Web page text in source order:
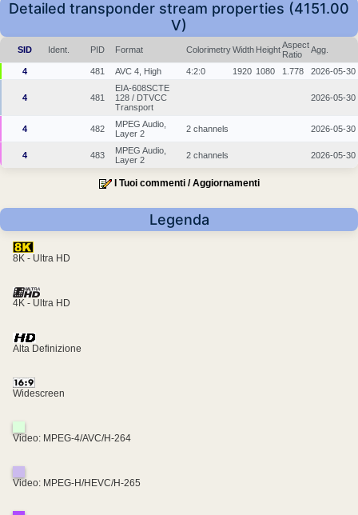
Detailed transponder stream properties (4151.00
V)
SID Ident. PID Format ColorimetryWidth HeightAspect
Ratio
Agg.
4 481 AVC 4, High 4:2:0 1920 1080 1.778 2026-05-30
4 481
EIA-608SCTE
128 / DTVCC
Transport
2026-05-30
4 482
MPEG Audio,
Layer 2
2 channels 2026-05-30
4 483
MPEG Audio,
Layer 2
2 channels 2026-05-30
I Tuoi commenti / Aggiornamenti
Legenda
8K - Ultra HD
4K - Ultra HD
Alta Definizione
Widescreen
Video: MPEG-4/AVC/H-264
Video: MPEG-H/HEVC/H-265